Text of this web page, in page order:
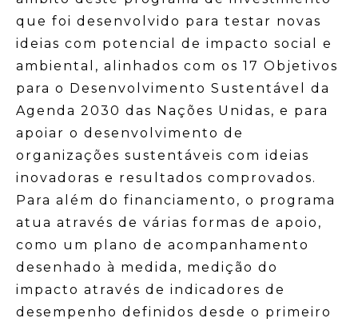
que foi desenvolvido para testar novas
ideias com potencial de impacto social e
ambiental, alinhados com os 17 Objetivos
para o Desenvolvimento Sustentável da
Agenda 2030 das Nações Unidas, e para
apoiar o desenvolvimento de
organizações sustentáveis com ideias
inovadoras e resultados comprovados.
Para além do financiamento, o programa
atua através de várias formas de apoio,
como um plano de acompanhamento
desenhado à medida, medição do
impacto através de indicadores de
desempenho definidos desde o primeiro